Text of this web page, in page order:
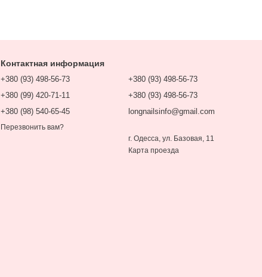
Контактная информация
+380 (93) 498-56-73
+380 (99) 420-71-11
+380 (98) 540-65-45
Перезвонить вам?
+380 (93) 498-56-73
+380 (93) 498-56-73
longnailsinfo@gmail.com
г. Одесса, ул. Базовая, 11
Карта проезда